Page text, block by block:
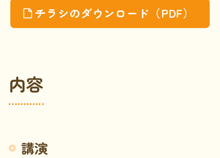
チラシのダウンロード（PDF）
内容
講演